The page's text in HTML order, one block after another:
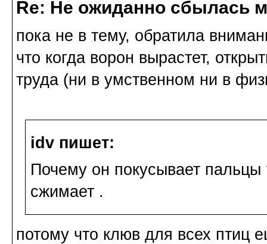
Re: Не ожиданно сбылась
пока не в тему, обратила
что когда ворон вырастет,
труда (ни в умственном ни в
idv пишет:
Почему он покусывает
сжимает .
потому что клюв для всех птиц